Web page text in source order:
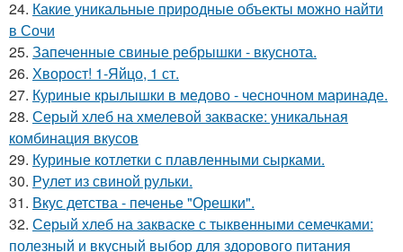
24. Какие уникальные природные объекты можно найти
в Сочи
25. Запеченные свиные ребрышки - вкуснота.
26. Хворост! 1-Яйцо, 1 ст.
27. Куриные крылышки в медово - чесночном маринаде.
28. Серый хлеб на хмелевой закваске: уникальная
комбинация вкусов
29. Куриные котлетки с плавленными сырками.
30. Рулет из свиной рульки.
31. Вкус детства - печенье "Орешки".
32. Серый хлеб на закваске с тыквенными семечками:
полезный и вкусный выбор для здорового питания